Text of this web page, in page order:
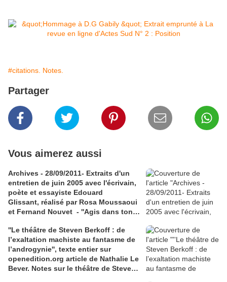
#citations. Notes.
Partager
Vous aimerez aussi
Archives - 28/09/2011- Extraits d'un
entretien de juin 2005 avec l'écrivain,
poète et essayiste Edouard
Glissant, réalisé par Rosa Moussaoui
et Fernand Nouvet - ''Agis dans ton
pensée du rhizome, chez Édouard
Glissant - "Mondialité" contre
"mondialisation"
''Le théâtre de Steven Berkoff : de
l’exaltation machiste au fantasme de
l’androgynie'', texte entier sur
openedition.org article de Nathalie Le
Bever. Notes sur le théâtre de Steven